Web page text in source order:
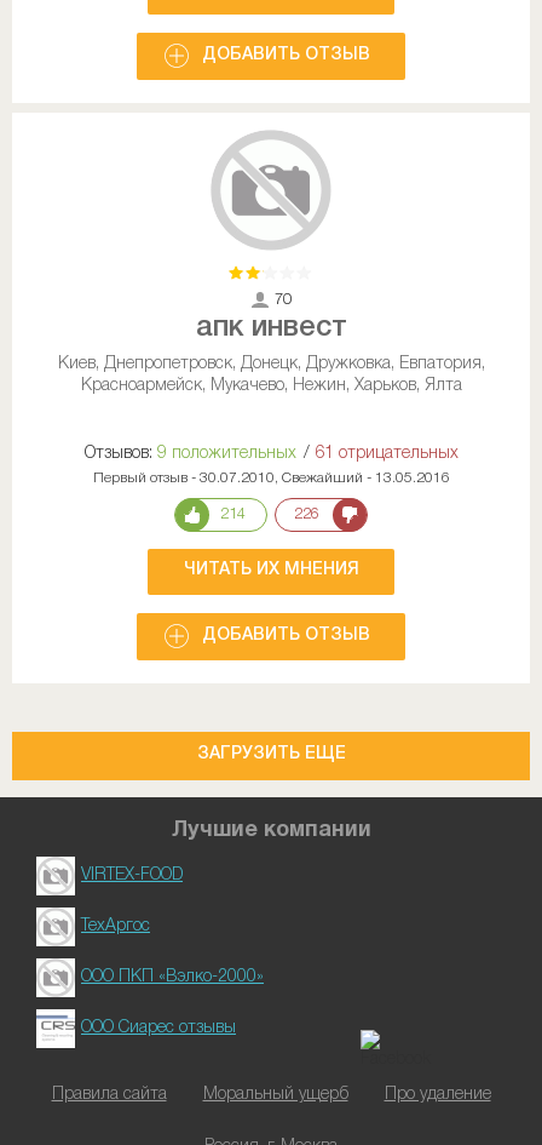
ДОБАВИТЬ ОТЗЫВ
70
апк инвест
Киев, Днепропетровск, Донецк, Дружковка, Евпатория,
Красноармейск, Мукачево, Нежин, Харьков, Ялта
Отзывов: 9 положительных / 61 отрицательных
Первый отзыв - 30.07.2010, Свежайший - 13.05.2016
214 226
ЧИТАТЬ ИХ МНЕНИЯ
ДОБАВИТЬ ОТЗЫВ
ЗАГРУЗИТЬ ЕЩЕ
Лучшие компании
VIRTEX-FOOD
ТехАргос
ООО ПКП «Вэлко-2000»
ООО Сиарес отзывы
Правила сайта Моральный ущерб Про удаление